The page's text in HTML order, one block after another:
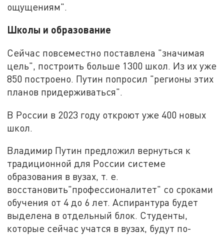
ощущениям".
Школы и образование
Сейчас повсеместно поставлена "значимая
цель", построить больше 1300 школ. Из их уже
850 построено. Путин попросил "регионы этих
планов придерживаться".
В России в 2023 году откроют уже 400 новых
школ.
Владимир Путин предложил вернуться к
традиционной для России системе
образования в вузах, т. е.
восстановить"профессионалитет" со сроками
обучения от 4 до 6 лет. Аспирантура будет
выделена в отдельный блок. Студенты,
которые сейчас учатся в вузах, будут по-